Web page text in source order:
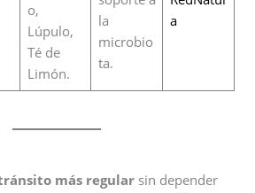
o,
Lúpulo,
Té de
Limón.
la
microbio
ta.
a
más regular sin depender